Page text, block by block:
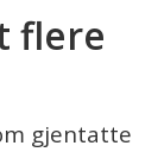
flere
gjentatte